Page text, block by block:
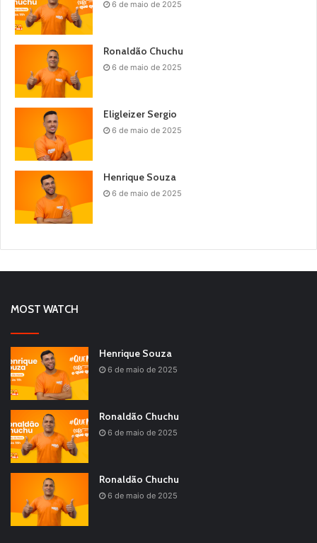
6 de maio de 2025
Ronaldão Chuchu
6 de maio de 2025
Eligleizer Sergio
6 de maio de 2025
Henrique Souza
6 de maio de 2025
MOST WATCH
Henrique Souza
6 de maio de 2025
Ronaldão Chuchu
6 de maio de 2025
Ronaldão Chuchu
6 de maio de 2025